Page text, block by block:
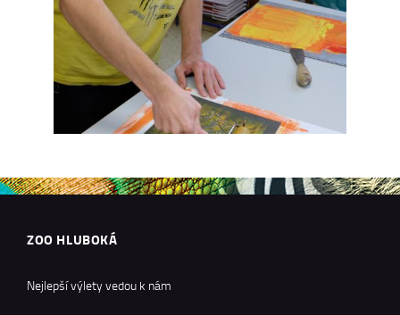
ZOO HLUBOKÁ
Nejlepší výlety vedou k nám